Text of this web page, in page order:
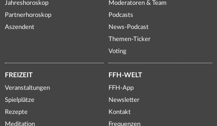
Jahreshoroskop
Partnerhoroskop
Aszendent
Moderatoren & Team
Podcasts
News-Podcast
Themen-Ticker
Voting
FREIZEIT
Veranstaltungen
Spielplätze
Rezepte
Meditation
FFH-WELT
FFH-App
Newsletter
Kontakt
Frequenzen